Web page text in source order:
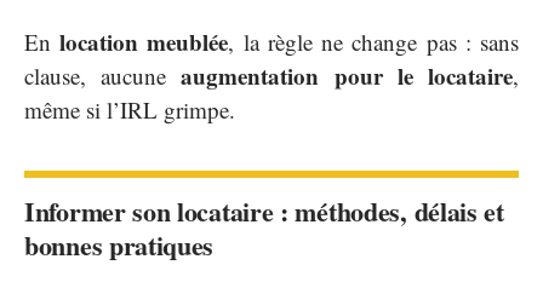
Enlocation meublée, la règle ne change pas : sans
clause, aucuneaugmentation pour le locataire,
même si l’IRL grimpe.
Informer son locataire : méthodes, délais et
bonnes pratiques